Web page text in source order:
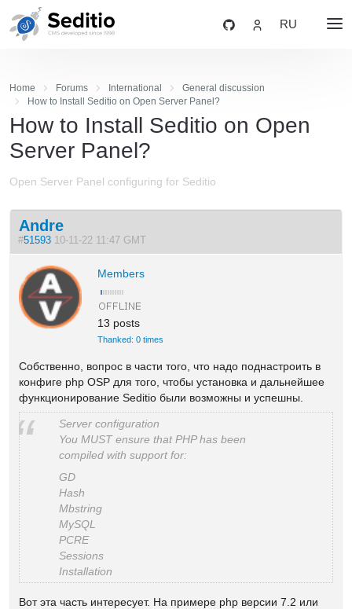
RU
Home Forums International
General discussion
How to Install Seditio on Open Server Panel?
How to Install Seditio on Open
Server Panel?
Open Server Panel configuring for Seditio
Andre
#51593 10-11-22 11:47 GMT
Members
13 posts
Thanked: 0 times
Собственно, вопрос в части того, что надо поднастроить в
конфиге php OSP для того, чтобы установка и дальнейшее
функционирование Seditio были возможны и успешны.
Server configuration
You MUST ensure that PHP has been
compiled with support for:
GD
Hash
Mbstring
MySQL
PCRE
Sessions
Installation
Вот эта часть интересует. На примере php версии 7.2 или